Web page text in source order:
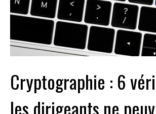
Cryptographie : 6
les dirigeants ne